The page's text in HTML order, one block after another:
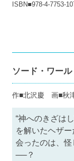
ISBN■978-4-7753-
ソード・ワール
作■北沢慶 画■秋
“神へのきざは
を解いたヘザ
会ったのは、
──？